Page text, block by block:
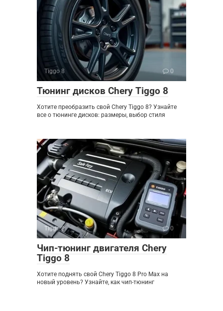
Tiggo 8 0
Тюнинг дисков Chery Tiggo 8
Хотите преобразить свой Chery Tiggo 8? Узнайте
все о тюнинге дисков: размеры, выбор стиля
Tiggo 8 0
Чип-тюнинг двигателя Chery
Tiggo 8
Хотите поднять свой Chery Tiggo 8 Pro Max на
новый уровень? Узнайте, как чип-тюнинг